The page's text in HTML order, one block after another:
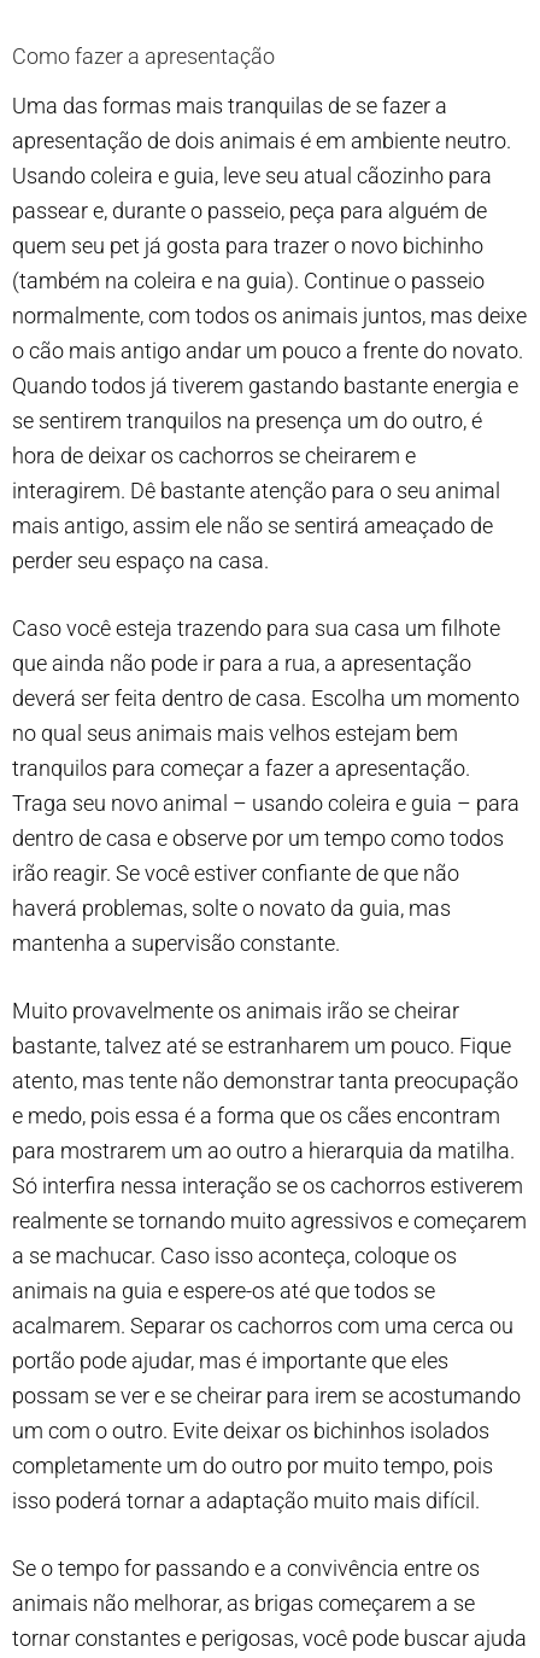
Como fazer a apresentação
Uma das formas mais tranquilas de se fazer a
apresentação de dois animais é em ambiente neutro.
Usando coleira e guia, leve seu atual cãozinho para
passear e, durante o passeio, peça para alguém de
quem seu pet já gosta para trazer o novo bichinho
(também na coleira e na guia). Continue o passeio
normalmente, com todos os animais juntos, mas deixe
o cão mais antigo andar um pouco a frente do novato.
Quando todos já tiverem gastando bastante energia e
se sentirem tranquilos na presença um do outro, é
hora de deixar os cachorros se cheirarem e
interagirem. Dê bastante atenção para o seu animal
mais antigo, assim ele não se sentirá ameaçado de
perder seu espaço na casa.
Caso você esteja trazendo para sua casa um filhote
que ainda não pode ir para a rua, a apresentação
deverá ser feita dentro de casa. Escolha um momento
no qual seus animais mais velhos estejam bem
tranquilos para começar a fazer a apresentação.
Traga seu novo animal – usando coleira e guia – para
dentro de casa e observe por um tempo como todos
irão reagir. Se você estiver confiante de que não
haverá problemas, solte o novato da guia, mas
mantenha a supervisão constante.
Muito provavelmente os animais irão se cheirar
bastante, talvez até se estranharem um pouco. Fique
atento, mas tente não demonstrar tanta preocupação
e medo, pois essa é a forma que os cães encontram
para mostrarem um ao outro a hierarquia da matilha.
Só interfira nessa interação se os cachorros estiverem
realmente se tornando muito agressivos e começarem
a se machucar. Caso isso aconteça, coloque os
animais na guia e espere-os até que todos se
acalmarem. Separar os cachorros com uma cerca ou
portão pode ajudar, mas é importante que eles
possam se ver e se cheirar para irem se acostumando
um com o outro. Evite deixar os bichinhos isolados
completamente um do outro por muito tempo, pois
isso poderá tornar a adaptação muito mais difícil.
Se o tempo for passando e a convivência entre os
animais não melhorar, as brigas começarem a se
tornar constantes e perigosas, você pode buscar ajuda